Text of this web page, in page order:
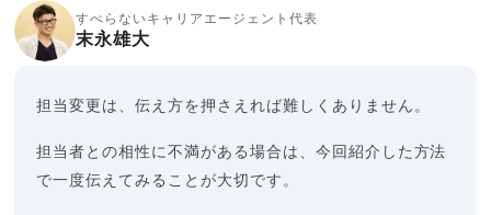
すべらないキャリアエージェント代表
末永雄大
担当変更は、伝え方を押さえれば難しくありません。
担当者との相性に不満がある場合は、今回紹介した方法
で一度伝えてみることが大切です。